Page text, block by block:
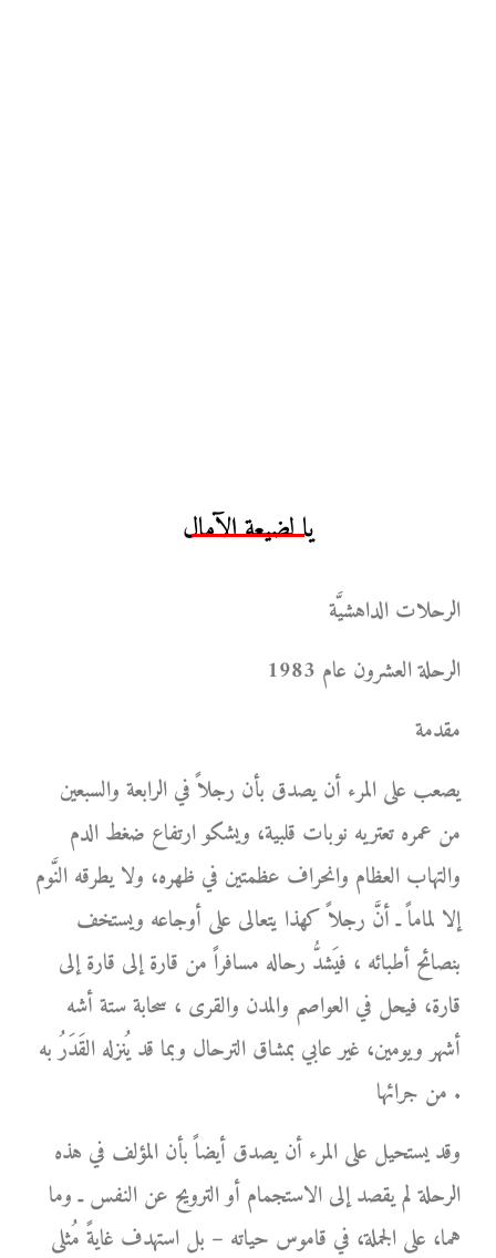
يا لضيعة الآمال
الرحلات الداهشيَّة
الرحلة العشرون عام 1983
مقدمة
يصعب على المرء أن يصدق بأن رجلاً في الرابعة والسبعين
من عمره تعتريه نوبات قلبية، ويشكو ارتفاع ضغط الدم
والتهاب العظام وانحراف عظمتين في ظهره، ولا يطرقه النَّوم
إلا لماماً ـ أنَّ رجلاً كهذا يتعالى على أوجاعه ويستخف
بنصائح أطبائه ، فيَشدُّ رحاله مسافراً من قارة إلى قارة إلى
قارة، فيحل في العواصم والمدن والقرى ، سحابة ستة أشه
أشهر ويومين، غير عابي بمشاق الترحال وبما قد يُنزله القَدَرُ به
من جرائها .
وقد يستحيل على المرء أن يصدق أيضاً بأن المؤلف في هذه
الرحلة لم يقصد إلى الاستجمام أو الترويح عن النفس ـ وما
هما، على الجملة، في قاموس حياته – بل استهدف غايةً مُثلى